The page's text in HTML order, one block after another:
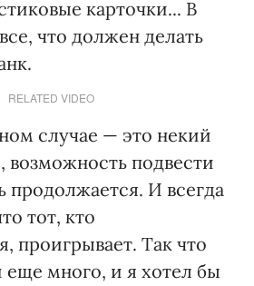
карточки... В
что должен делать
RELATED VIDEO
случае — это некий
подвести
продолжается. И всегда
тот, кто
проигрывает. Так что
еще много, и я хотел бы